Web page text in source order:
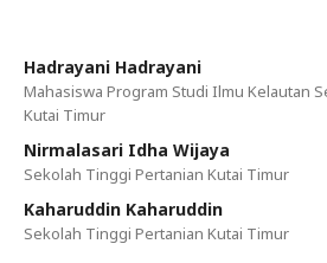
Hadrayani Hadrayani
Mahasiswa Program Studi Ilmu Kelautan
Kutai Timur
Nirmalasari Idha Wijaya
Sekolah Tinggi Pertanian Kutai Timur
Kaharuddin Kaharuddin
Sekolah Tinggi Pertanian Kutai Timur